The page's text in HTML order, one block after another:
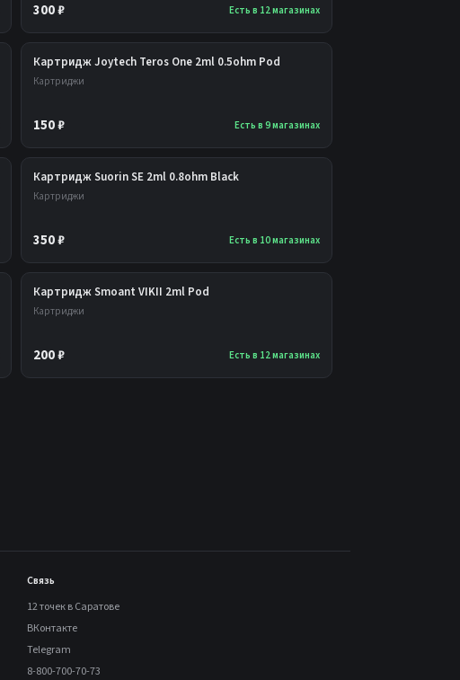
300 ₽ Есть в 12 магазинах
Картридж Joytech Teros One 2ml 0.5ohm Pod
Картриджи
150 ₽ Есть в 9 магазинах
Картридж Suorin SE 2ml 0.8ohm Black
Картриджи
350 ₽ Есть в 10 магазинах
Картридж Smoant VIKII 2ml Pod
Картриджи
200 ₽ Есть в 12 магазинах
Связь
12 точек в Саратове
ВКонтакте
Telegram
8-800-700-70-73